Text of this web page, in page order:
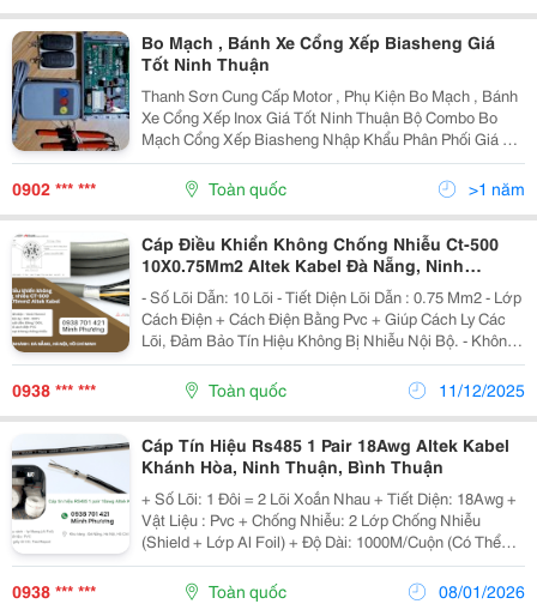
Bo Mạch , Bánh Xe Cổng Xếp Biasheng Giá
Tốt Ninh Thuận
Thanh Sơn Cung Cấp Motor , Phụ Kiện Bo Mạch , Bánh
Xe Cổng Xếp Inox Giá Tốt Ninh Thuận Bộ Combo Bo
Mạch Cổng Xếp Biasheng Nhập Khẩu Phân Phối Giá Tốt
Ninh Thuận Bánh Xe Cổng Xếp Inox Giá Tốt
0902 *** *** Toàn quốc >1 năm
Cáp Điều Khiển Không Chống Nhiễu Ct-500
10X0.75Mm2 Altek Kabel Đà Nẵng, Ninh
Thuận, Bình Thuận
- Số Lõi Dẫn: 10 Lõi - Tiết Diện Lõi Dẫn : 0.75 Mm2 - Lớp
Cách Điện + Cách Điện Bằng Pvc + Giúp Cách Ly Các
Lõi, Đảm Bảo Tín Hiệu Không Bị Nhiễu Nội Bộ. - Không
Dùng Lưới Đồng Hoặc Lá Nhôm, Thích Hợp Cho Môi
Trường Ít Nhiễu. - Vỏ Ngoài :...
0938 *** *** Toàn quốc 11/12/2025
Cáp Tín Hiệu Rs485 1 Pair 18Awg Altek Kabel
Khánh Hòa, Ninh Thuận, Bình Thuận
+ Số Lõi: 1 Đôi = 2 Lõi Xoắn Nhau + Tiết Diện: 18Awg +
Vật Liệu : Pvc + Chống Nhiễu: 2 Lớp Chống Nhiễu
(Shield + Lớp Al Foil) + Độ Dài: 1000M/Cuộn (Có Thể
Cắt Lẻ Theo Yêu Cầu) + Ruột Dẫn: Đồng 100% - Vỏ
0938 *** *** Toàn quốc 08/01/2026